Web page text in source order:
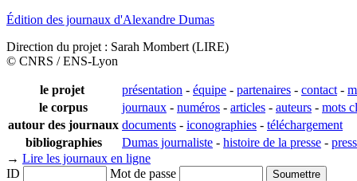
Édition des journaux d'Alexandre Dumas
Direction du projet : Sarah Mombert (LIRE)
© CNRS / ENS-Lyon
le projet présentation - équipe - partenaires - contact -
le corpus
journaux - numéros - articles - auteurs - mots
autour des journaux documents - iconographies - téléchargement
bibliographies
Dumas journaliste - histoire de la presse -
→ Lire les journaux en ligne
ID
Mot de passe